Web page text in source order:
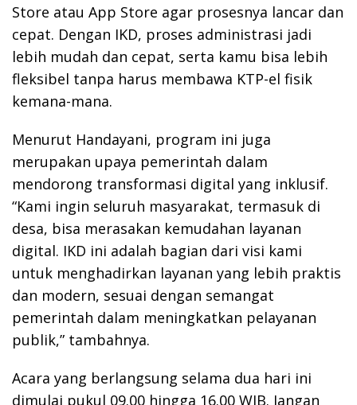
Store atau App Store agar prosesnya lancar dan
cepat. Dengan IKD, proses administrasi jadi
lebih mudah dan cepat, serta kamu bisa lebih
fleksibel tanpa harus membawa KTP-el fisik
kemana-mana.
Menurut Handayani, program ini juga
merupakan upaya pemerintah dalam
mendorong transformasi digital yang inklusif.
“Kami ingin seluruh masyarakat, termasuk di
desa, bisa merasakan kemudahan layanan
digital. IKD ini adalah bagian dari visi kami
untuk menghadirkan layanan yang lebih praktis
dan modern, sesuai dengan semangat
pemerintah dalam meningkatkan pelayanan
publik,” tambahnya.
Acara yang berlangsung selama dua hari ini
dimulai pukul 09.00 hingga 16.00 WIB. Jangan